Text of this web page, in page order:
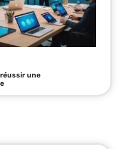
réussir une